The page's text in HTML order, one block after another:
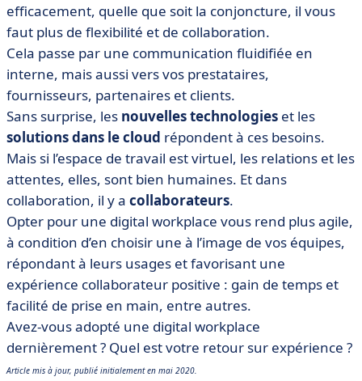
efficacement, quelle que soit la conjoncture, il vous
faut plus de flexibilité et de collaboration.
Cela passe par une communication fluidifiée en
interne, mais aussi vers vos prestataires,
fournisseurs, partenaires et clients.
Sans surprise, les nouvelles technologies et les
solutions dans le cloud répondent à ces besoins.
Mais si l’espace de travail est virtuel, les relations et les
attentes, elles, sont bien humaines. Et dans
collaboration, il y a collaborateurs.
Opter pour une digital workplace vous rend plus agile,
à condition d’en choisir une à l’image de vos équipes,
répondant à leurs usages et favorisant une
expérience collaborateur positive : gain de temps et
facilité de prise en main, entre autres.
Avez-vous adopté une digital workplace
dernièrement ? Quel est votre retour sur expérience ?
Article mis à jour, publié initialement en mai 2020.